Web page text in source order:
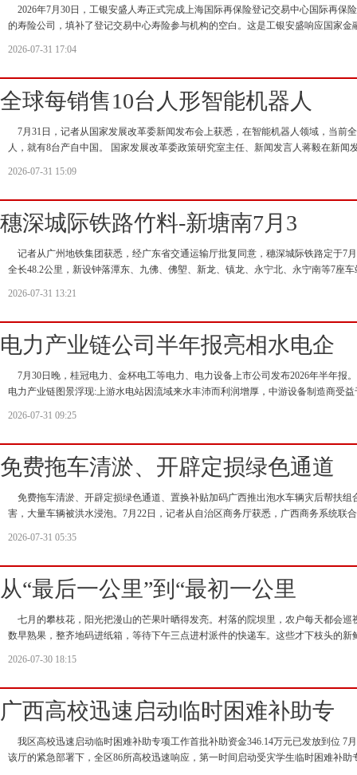
2026年7月30日，工银安盛人寿正式完成上海国际再保险登记交易中心国际再保
的寿险公司，填补了登记交易中心寿险参与机构的空白。这是工银安盛响应国家金
2026-07-31 17:04
全球每销售10台人形智能机器人
7月31日，记者从国家发展改革委新闻发布会上获悉，在智能机器人领域，当前
人，就有8台产自中国。 国家发展改革委政策研究室主任、新闻发言人蒋毅在新闻
2026-07-31 15:09
穗深城际铁路竹料-新塘南7月3
记者从广州地铁集团获悉，经广东省交通运输厅批复同意，穗深城际铁路定于7
全长48.2公里，新设钟落潭东、九佛、佛塱、新龙、镇龙、永宁北、永宁南等7座
2026-07-31 13:21
电力产业链公司半年报亮相水电企
7月30日晚，桂冠电力、金杯电工等电力、电力设备上市公司发布2026年半年报
电力产业链图景浮现:上游水电站因流域来水丰沛而利润增厚，中游设备制造商受
2026-07-31 09:25
免费拖车清淤、开辟定损绿色通道
免费拖车清淤、开辟定损绿色通道、置换补贴加码广西推出泡水车辆灾后帮扶组
害，大量车辆被洪水浸泡。7月22日，记者从自治区商务厅获悉，广西商务系统联
2026-07-31 05:35
从“最后一公里”到“最初一公里
七月的攀枝花，阳光把漫山的芒果叶晒得发亮。村落的院坝里，农户每天都会巡
数早熟果，整齐地码进纸箱，等待下午三点进村派件的快递车。这些才下枝头的新
2026-07-30 18:15
广西高校迅速启动临时困难补助专
我区高校迅速启动临时困难补助专项工作首批补助资金346.14万元已发放到位 7
该厅的紧急部署下，全区86所高校迅速响应，第一时间启动受灾学生临时困难补助